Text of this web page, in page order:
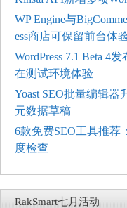
WP Engine与
ess商店可保留前台体
WordPress 7.1 Beta 4
在测试环境体验
Yoast SEO批量编辑
元数据草稿
6款免费SEO工具推
度检查
RakSmart七月活动